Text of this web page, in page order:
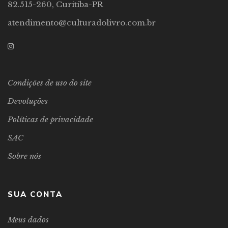
82.515-260, Curitiba-PR
atendimento@culturadolivro.com.br
Condições de uso do site
Devoluções
Políticas de privacidade
SAC
Sobre nós
SUA CONTA
Meus dados